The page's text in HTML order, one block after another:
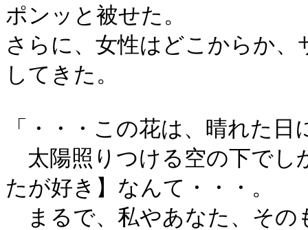
ポンッと被せた。
さらに、女性はどこからか
してきた。
「・・・この花は、晴れた
太陽照りつける空の下でし
たが好き】なんて・・・。
まるで、私やあなた、その